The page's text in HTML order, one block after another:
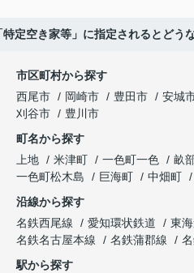
定空き家等」に指定されるとどう
市区町村から探す
西尾市
岡崎市 豊田市 安城
刈谷市
豊川市
町名から探す
上地
米津町 一色町一色 畝
一色町松木島
巨海町 中畑町
沿線から探す
名鉄西尾線
愛知環状鉄道 東
名鉄名古屋本線
名鉄蒲郡線
駅から探す